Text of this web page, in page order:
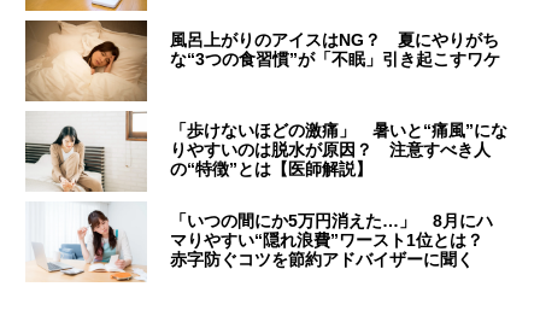
風呂上がりのアイスはNG？ 夏にやりがち
な“3つの食習慣”が「不眠」引き起こすワケ
「歩けないほどの激痛」 暑いと“痛風”にな
りやすいのは脱水が原因？ 注意すべき人
の“特徴”とは【医師解説】
「いつの間にか5万円消えた…」 8月にハ
マりやすい“隠れ浪費”ワースト1位とは？
赤字防ぐコツを節約アドバイザーに聞く